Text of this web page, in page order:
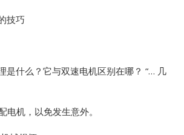
技巧
是什么？它与双速电机区别在哪？ “… 几
电机，以免发生意外。